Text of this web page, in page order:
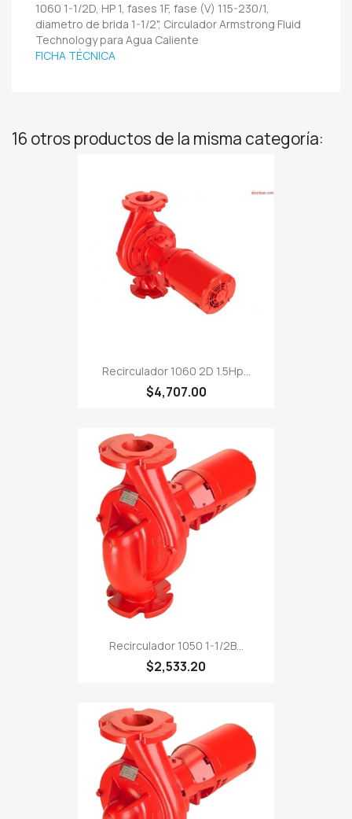
1060 1-1/2D, HP 1, fases 1F, fase (V) 115-230/1,
diametro de brida 1-1/2", Circulador Armstrong Fluid
Technology para Agua Caliente
FICHA TÉCNICA
16 otros productos de la misma categoría:
Recirculador 1060 2D 1.5Hp...
$4,707.00
Recirculador 1050 1-1/2B...
$2,533.20